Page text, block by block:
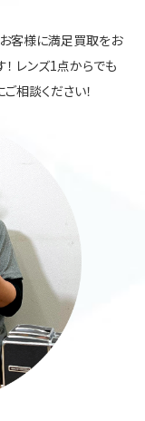
客様に満足買取をお
レンズ1点からでも
相談ください！